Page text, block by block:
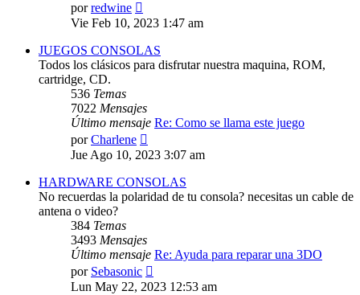
porredwine
último
Vie Feb 10, 2023 1:47 am
JUEGOS CONSOLAS
Todos los clásicos para disfrutar nuestra maquina, ROM,
cartridge, CD.
536 Temas
7022 Mensajes
Último mensaje Re: Como se llama este juego
porCharlene
último
Jue Ago 10, 2023 3:07 am
HARDWARE CONSOLAS
No recuerdas la polaridad de tu consola? necesitas un cable de
antena o video?
384 Temas
3493 Mensajes
Último mensaje Re: Ayuda para reparar una 3DO
por Sebasonic
último
Lun May 22, 2023 12:53 am